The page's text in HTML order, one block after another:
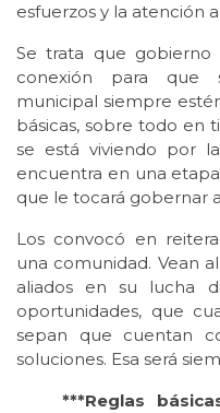
esfuerzos y la atención
Se trata que gobierno
conexión para que
municipal siempre
básicas, sobre todo en
se está viviendo por
encuentra en una
que le tocará gobernar
Los convocó en
una comunidad. Vean
aliados en su lucha
oportunidades, que
sepan que cuentan
soluciones. Esa será
***Reglas